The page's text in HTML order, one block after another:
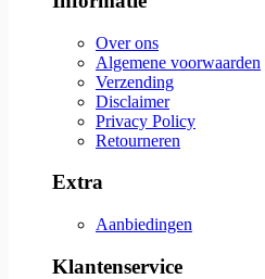
Over ons
Algemene voorwaarden
Verzending
Disclaimer
Privacy Policy
Retourneren
Extra
Aanbiedingen
Klantenservice